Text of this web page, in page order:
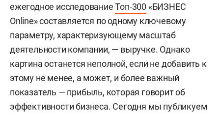
ежегодное исследованиеТоп-300 «БИЗНЕС
Online» составляется по одному ключевому
параметру, характеризующему масштаб
деятельности компании, — выручке. Однако
картина останется неполной, если не добавить к
этому не менее, а может, и более важный
показатель — прибыль, которая говорит об
эффективности бизнеса. Сегодня мы публикуем